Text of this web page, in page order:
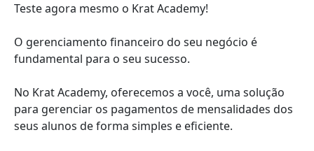
Teste agora mesmo o Krat Academy!
O gerenciamento financeiro do seu negócio é
fundamental para o seu sucesso.
No Krat Academy, oferecemos a você, uma solução
para gerenciar os pagamentos de mensalidades dos
seus alunos de forma simples e eficiente.